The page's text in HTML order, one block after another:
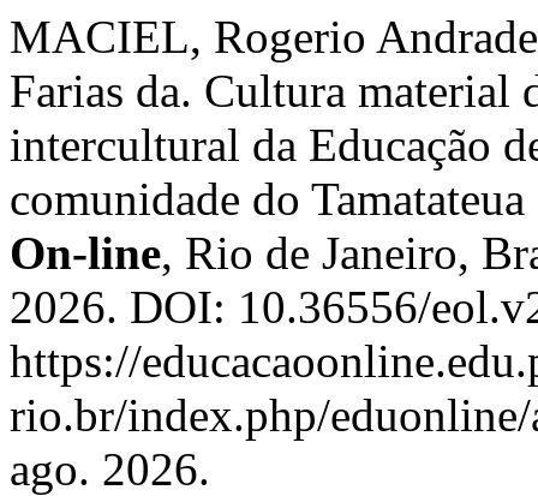
MACIEL, Rogerio
Farias da. Cultura material
intercultural da Educação
comunidade do
On-line, Rio de Janeiro,
2026. DOI: 10.36556/
https://
rio.br/index.php/
ago. 2026.